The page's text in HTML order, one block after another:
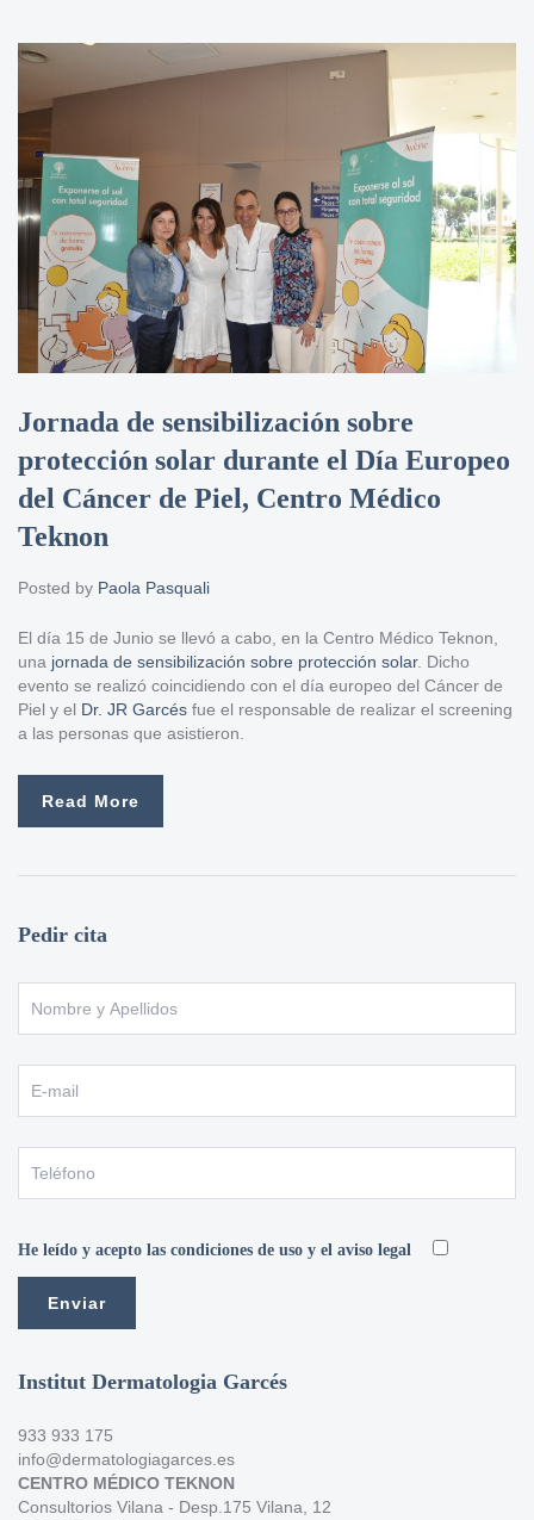
Jornada de sensibilización sobre
protección solar durante el Día Europeo
del Cáncer de Piel, Centro Médico
Teknon
Posted by Paola Pasquali
El día 15 de Junio se llevó a cabo, en la Centro Médico Teknon,
una jornada de sensibilización sobre protección solar. Dicho
evento se realizó coincidiendo con el día europeo del Cáncer de
Piel y el Dr. JR Garcés fue el responsable de realizar el screening
a las personas que asistieron.
Read More
Pedir cita
He leído y acepto las condiciones de uso y el aviso legal
Institut Dermatologia Garcés
933 933 175
info@dermatologiagarces.es
CENTRO MÉDICO TEKNON
Consultorios Vilana - Desp.175 Vilana, 12